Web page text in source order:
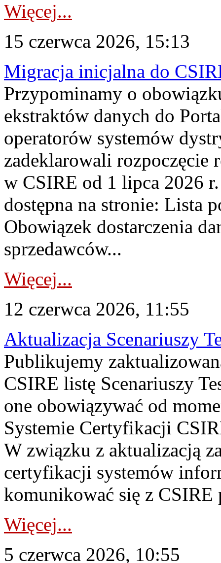
Więcej...
15 czerwca 2026, 15:13
Migracja inicjalna do
Przypominamy o
ekstraktów danych do
operatorów systemów
zadeklarowali rozpoczęcie
w CSIRE od 1 lipca 2026
dostępna na stronie: Lista
Obowiązek dostarczenia
sprzedawców...
Więcej...
12 czerwca 2026, 11:55
Aktualizacja Scenariuszy
Publikujemy
CSIRE listę Scenariuszy
one obowiązywać od
Systemie Certyfikacji
W związku z aktualizacją
certyfikacji systemów
komunikować się z
Więcej...
5 czerwca 2026, 10:55